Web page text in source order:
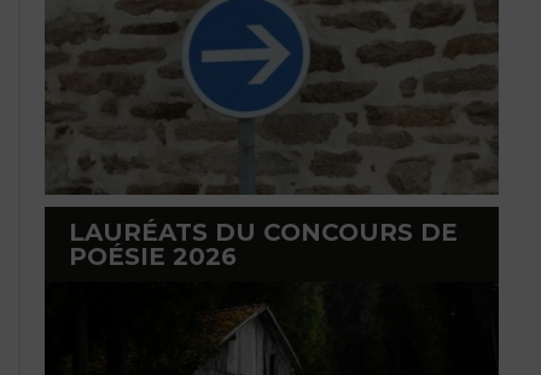
LAURÉATS DU CONCOURS DE
POÉSIE 2026